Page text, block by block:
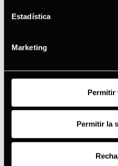
Estadística
Marketing
Permitir
Permitir la